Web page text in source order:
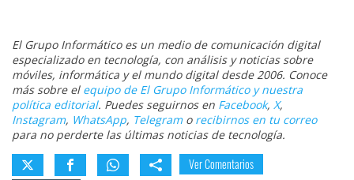
El Grupo Informático es un medio de comunicación digital
especializado en tecnología, con análisis y noticias sobre
móviles, informática y el mundo digital desde 2006. Conoce
más sobre el equipo de El Grupo Informático y nuestra
política editorial. Puedes seguirnos en Facebook, X,
Instagram, WhatsApp, Telegramo recibirnos en tu correo
para no perderte las últimas noticias de tecnología.
Ver Comentarios